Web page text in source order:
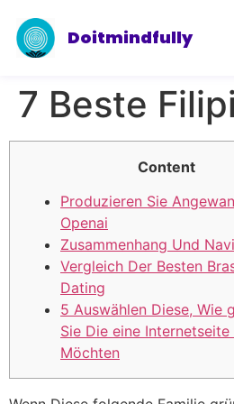
Doitmindfully
7 Beste
Content
Produzieren Sie
Openai
Zusammenhang Und
Vergleich Der Besten
Dating
5 Auswählen Diese, Wie
Sie Die eine Internetseite
Möchten